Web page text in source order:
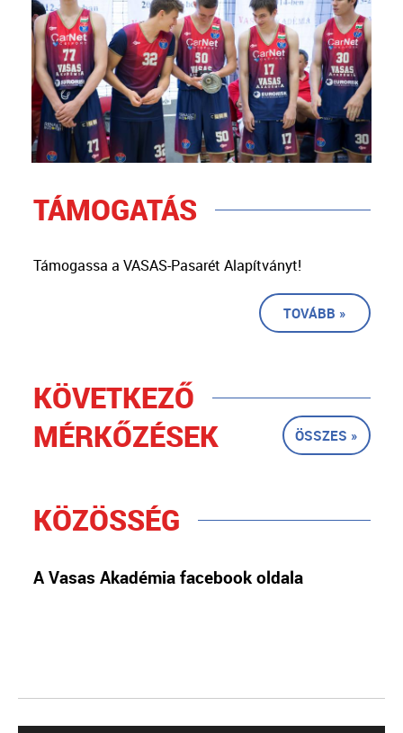
TÁMOGATÁS
Támogassa a VASAS-Pasarét Alapítványt!
TOVÁBB »
KÖVETKEZŐ
MÉRKŐZÉSEK
ÖSSZES »
KÖZÖSSÉG
A Vasas Akadémia facebook oldala